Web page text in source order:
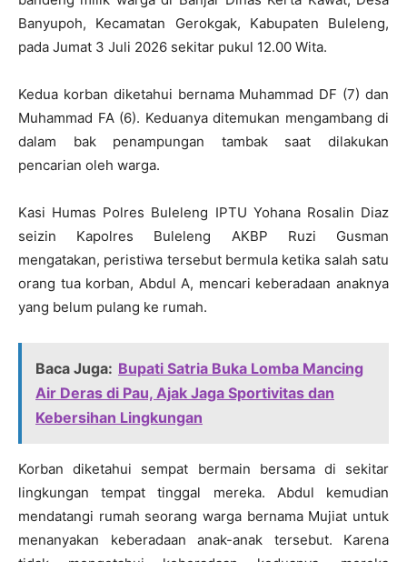
Banyupoh, Kecamatan Gerokgak, Kabupaten Buleleng,
pada Jumat 3 Juli 2026 sekitar pukul 12.00 Wita.
Kedua korban diketahui bernama Muhammad DF (7) dan
Muhammad FA (6). Keduanya ditemukan mengambang di
dalam bak penampungan tambak saat dilakukan
pencarian oleh warga.
Kasi Humas Polres Buleleng IPTU Yohana Rosalin Diaz
seizin Kapolres Buleleng AKBP Ruzi Gusman
mengatakan, peristiwa tersebut bermula ketika salah satu
orang tua korban, Abdul A, mencari keberadaan anaknya
yang belum pulang ke rumah.
Baca Juga: Bupati Satria Buka Lomba Mancing
Air Deras di Pau, Ajak Jaga Sportivitas dan
Kebersihan Lingkungan
Korban diketahui sempat bermain bersama di sekitar
lingkungan tempat tinggal mereka. Abdul kemudian
mendatangi rumah seorang warga bernama Mujiat untuk
menanyakan keberadaan anak-anak tersebut. Karena